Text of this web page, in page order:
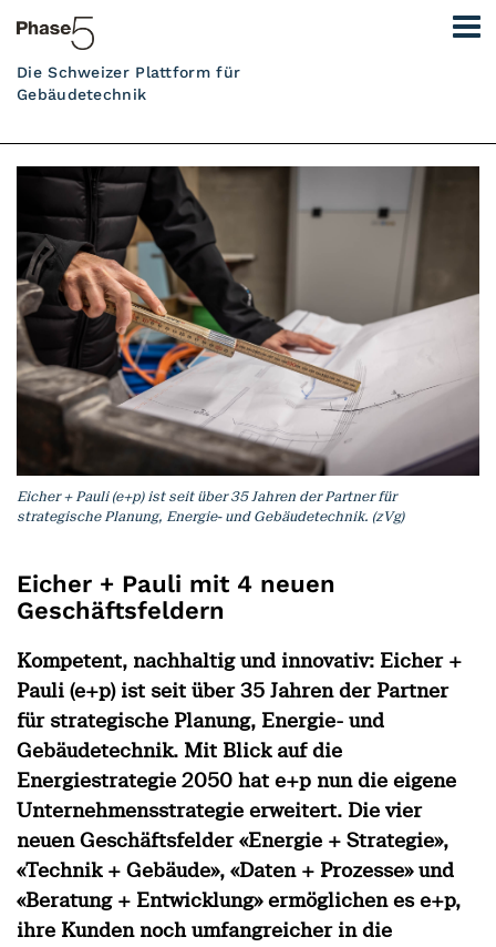
Die Schweizer Plattform für
Gebäudetechnik
Eicher + Pauli (e+p) ist seit über 35 Jahren der Partner für
strategische Planung, Energie- und Gebäudetechnik. (zVg)
Eicher + Pauli mit 4 neuen
Geschäftsfeldern
Kompetent, nachhaltig und innovativ: Eicher +
Pauli (e+p) ist seit über 35 Jahren der Partner
für strategische Planung, Energie- und
Gebäudetechnik. Mit Blick auf die
Energiestrategie 2050 hat e+p nun die eigene
Unternehmensstrategie erweitert. Die vier
neuen Geschäftsfelder «Energie + Strategie»,
«Technik + Gebäude», «Daten + Prozesse» und
«Beratung + Entwicklung» ermöglichen es e+p,
ihre Kunden noch umfangreicher in die